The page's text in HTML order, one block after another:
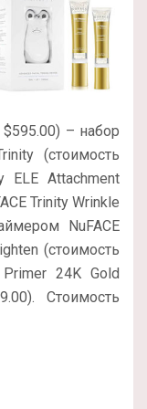
$595.00) – набор
(стоимость
ELE Attachment
Trinity Wrinkle
NuFACE
(стоимость
24K Gold
Стоимость